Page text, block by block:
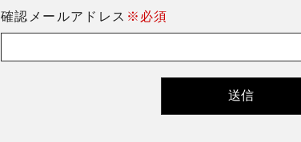
確認メールアドレス ※必須